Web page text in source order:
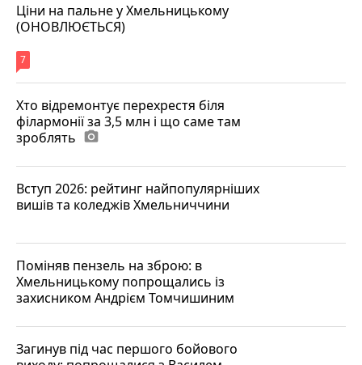
Ціни на пальне у Хмельницькому
(ОНОВЛЮЄТЬСЯ)
7
Хто відремонтує перехрестя біля
філармонії за 3,5 млн і що саме там
зроблять photo_camera
Вступ 2026: рейтинг найпопулярніших
вишів та коледжів Хмельниччини
Поміняв пензель на зброю: в
Хмельницькому попрощались із
захисником Андрієм Томчишиним
Загинув під час першого бойового